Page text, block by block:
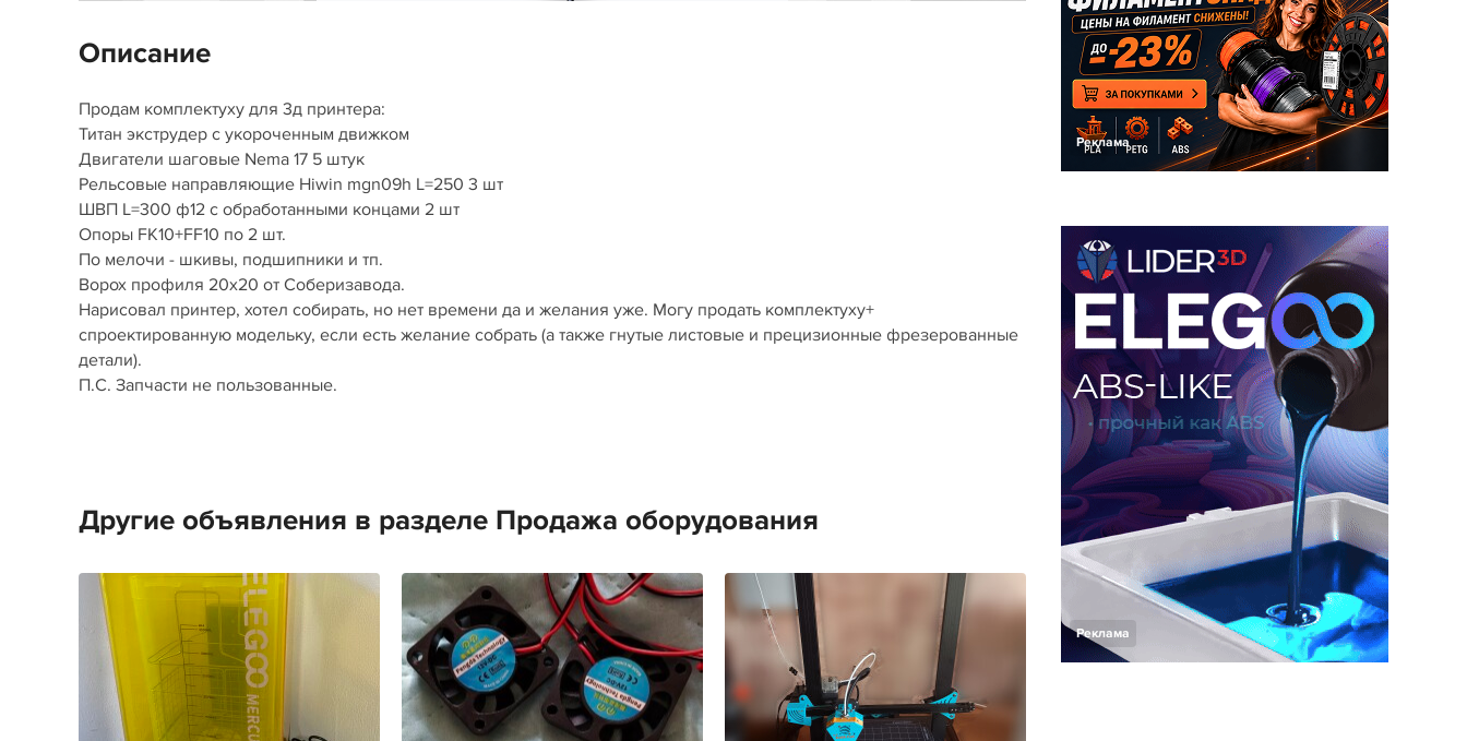
Описание
Продам комплектуху для 3д принтера:
Титан экструдер с укороченным движком
Двигатели шаговые Nema 17 5 штук
Рельсовые направляющие Hiwin mgn09h L=250 3 шт
ШВП L=300 ф12 c обработанными концами 2 шт
Опоры FK10+FF10 по 2 шт.
По мелочи - шкивы, подшипники и тп.
Ворох профиля 20х20 от Соберизавода.
Нарисовал принтер, хотел собирать, но нет времени да и желания уже. Могу продать комплектуху+
спроектированную модельку, если есть желание собрать (а также гнутые листовые и прецизионные фрезерованные
детали).
П.С. Запчасти не пользованные.
Другие объявления в разделе Продажа оборудования
Реклама
Реклама